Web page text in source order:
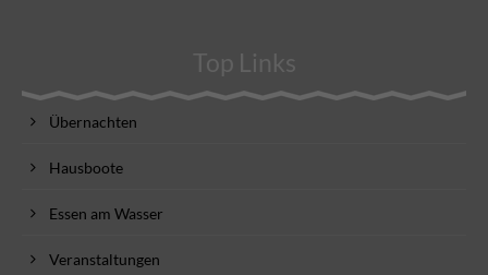
Top Links
Übernachten
Hausboote
Essen am Wasser
Veranstaltungen